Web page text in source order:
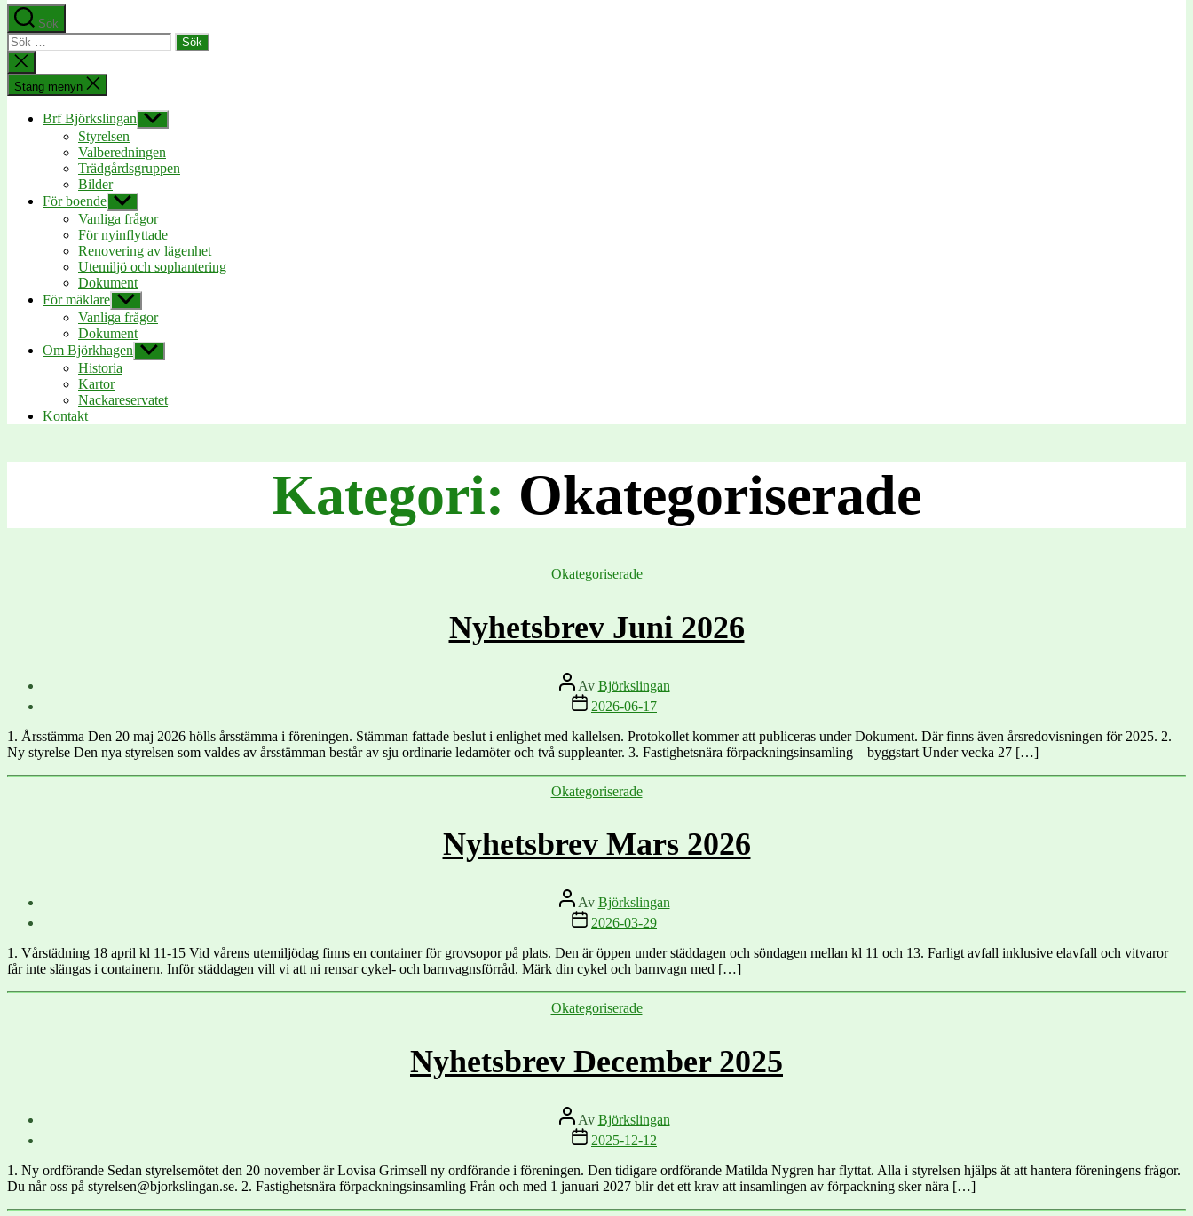
Sök
Sök
efter:
Stäng
sökningen
Stäng menyn
Brf Björkslingan Visa
undermeny
Styrelsen
Valberedningen
Trädgårdsgruppen
Bilder
För boende Visa
undermeny
Vanliga frågor
För nyinflyttade
Renovering av lägenhet
Utemiljö och sophantering
Dokument
För mäklare Visa
undermeny
Vanliga frågor
Dokument
Om Björkhagen Visa
undermeny
Historia
Kartor
Nackareservatet
Kontakt
Kategori: Okategoriserade
Kategorier
Okategoriserade
Nyhetsbrev Juni 2026
Inläggsförfattare
Av Björkslingan
Inläggsdatum
2026-06-17
1. Årsstämma Den 20 maj 2026 hölls årsstämma i föreningen. Stämman fattade beslut i enlighet med kallelsen. Protokollet kommer att publiceras under Dokument. Där finns även årsredovisningen för 2025. 2.
Ny styrelse Den nya styrelsen som valdes av årsstämman består av sju ordinarie ledamöter och två suppleanter. 3. Fastighetsnära förpackningsinsamling – byggstart Under vecka 27 […]
Kategorier
Okategoriserade
Nyhetsbrev Mars 2026
Inläggsförfattare
Av Björkslingan
Inläggsdatum
2026-03-29
1. Vårstädning 18 april kl 11-15 Vid vårens utemiljödag finns en container för grovsopor på plats. Den är öppen under städdagen och söndagen mellan kl 11 och 13. Farligt avfall inklusive elavfall och vitvaror
får inte slängas i containern. Inför städdagen vill vi att ni rensar cykel- och barnvagnsförråd. Märk din cykel och barnvagn med […]
Kategorier
Okategoriserade
Nyhetsbrev December 2025
Inläggsförfattare
Av Björkslingan
Inläggsdatum
2025-12-12
1. Ny ordförande Sedan styrelsemötet den 20 november är Lovisa Grimsell ny ordförande i föreningen. Den tidigare ordförande Matilda Nygren har flyttat. Alla i styrelsen hjälps åt att hantera föreningens frågor.
Du når oss på styrelsen@bjorkslingan.se. 2. Fastighetsnära förpackningsinsamling Från och med 1 januari 2027 blir det ett krav att insamlingen av förpackning sker nära […]